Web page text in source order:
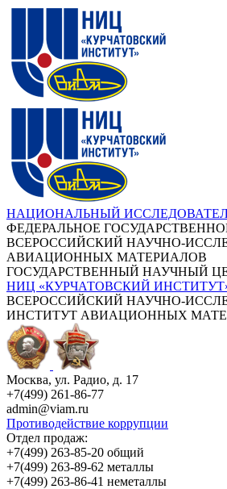
НАЦИОНАЛЬНЫЙ
ФЕДЕРАЛЬНОЕ
ВСЕРОССИЙСКИЙ НАУЧНО-
АВИАЦИОННЫХ МАТЕРИАЛОВ
ГОСУДАРСТВЕННЫЙ НАУЧНЫЙ
НИЦ «КУРЧАТОВСКИЙ
ВСЕРОССИЙСКИЙ НАУЧНО-
ИНСТИТУТ АВИАЦИОННЫХ
Москва, ул. Радио, д. 17
+7(499) 261-86-77
admin@viam.ru
Противодействие коррупции
Отдел продаж:
+7(499) 263-85-20 общий
+7(499) 263-89-62 металлы
+7(499) 263-86-41 неметаллы